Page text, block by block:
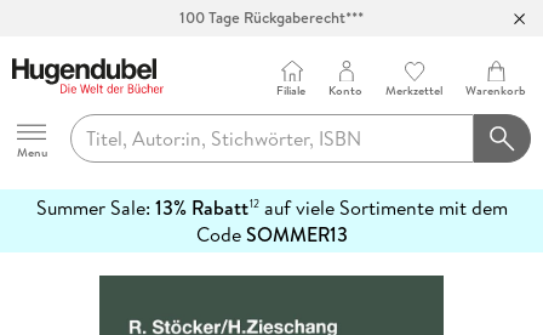
100 Tage Rückgaberecht***
Hugendubel
Menu
Filiale Konto Merkzettel Warenkorb
Summer Sale: 13% Rabatt12auf viele Sortimente mit dem
CodeSOMMER13
erfahren